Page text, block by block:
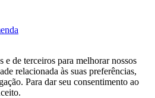
e de terceiros para melhorar nossos
relacionada às suas preferências,
Para dar seu consentimento ao